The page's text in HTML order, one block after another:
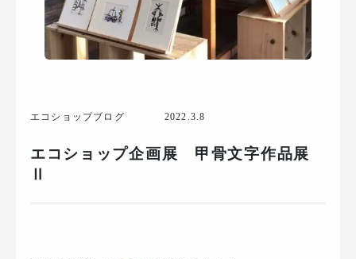
エコショップブログ 2022.3.8
エコショップ企画展 甲骨文字作品展
Ⅱ